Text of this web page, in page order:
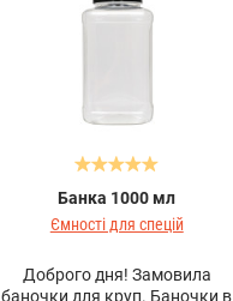
Банка 1000 мл
Ємності для спецій
Доброго дня! Замовила
баночки для круп. Баночки в